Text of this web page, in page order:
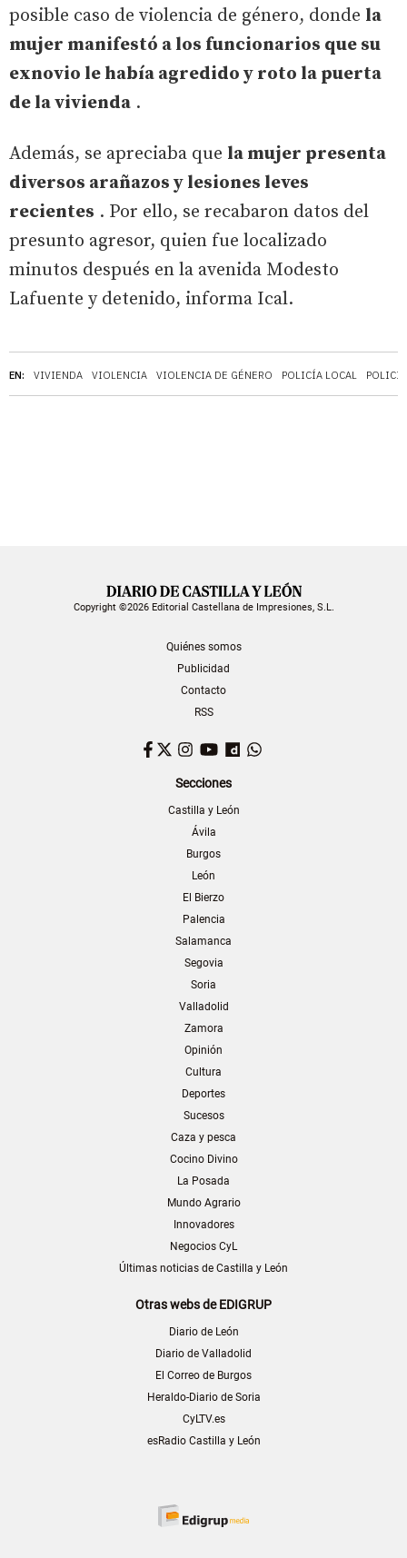
EN: VIVIENDA VIOLENCIA VIOLENCIA DE GÉNERO POLICÍA LOCAL POLICÍA
posible caso de violencia de género, donde la
mujer manifestó a los funcionarios que su
exnovio le había agredido y roto la puerta
de la vivienda .
Además, se apreciaba que la mujer presenta
diversos arañazos y lesiones leves
recientes . Por ello, se recabaron datos del
presunto agresor, quien fue localizado
minutos después en la avenida Modesto
Lafuente y detenido, informa Ical.
Copyright ©2026 Editorial Castellana de Impresiones, S.L.
Quiénes somos
Publicidad
Contacto
RSS
Facebook
TwitterInstagram
YouTubeDailymotion
Secciones
Castilla y León
Ávila
Burgos
León
El Bierzo
Palencia
Salamanca
Segovia
Soria
Valladolid
Zamora
Opinión
Cultura
Deportes
Sucesos
Caza y pesca
Cocino Divino
La Posada
Mundo Agrario
Innovadores
Negocios CyL
Últimas noticias de Castilla y León
Otras webs de EDIGRUP
Diario de León
Diario de Valladolid
El Correo de Burgos
Heraldo-Diario de Soria
CyLTV.es
esRadio Castilla y León